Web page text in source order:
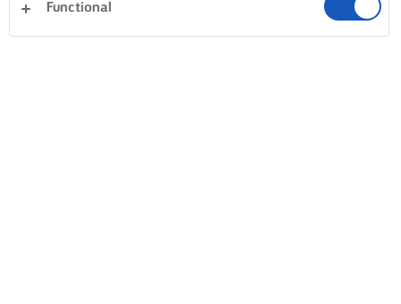
Functional